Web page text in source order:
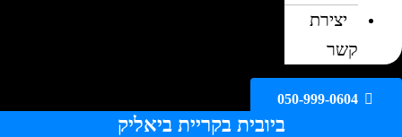
יצירת
קשר
050-999-0604
ביובית בקריית ביאליק